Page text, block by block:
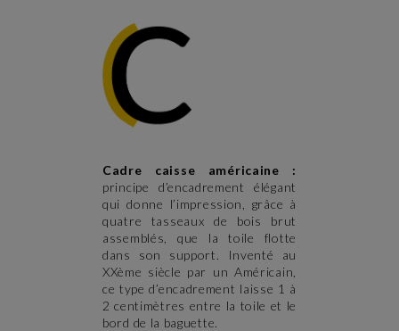
Cadre caisse américaine :
principe d’encadrement élégant
qui donne l’impression, grâce à
quatre tasseaux de bois brut
assemblés, que la toile flotte
dans son support. Inventé au
XXème siècle par un Américain,
ce type d’encadrement laisse 1 à
2 centimètres entre la toile et le
bord de la baguette.